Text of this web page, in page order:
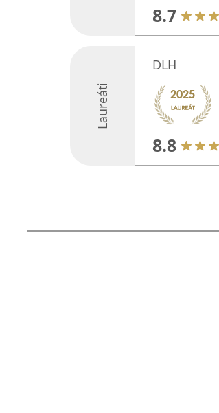
8.7
Laureáti
DLH
8.8